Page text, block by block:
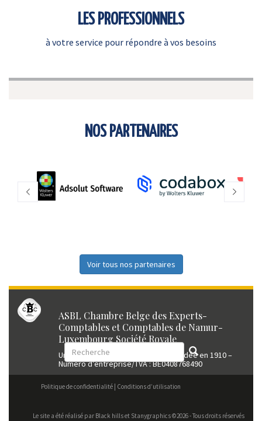
LES PROFESSIONNELS
à votre service pour répondre à vos besoins
NOS PARTENAIRES
Voir tous nos partenaires
ASBL Chambre Belge des Experts-
Comptables et Comptables de Namur-
Luxembourg Société Royale
Union professionnelle reconnue fondée en 1910 –
Numéro d’entreprise/TVA : BE0408768490
Politique de confidentialité Conditions d’utilisation
Le site a été réalisé par Black hillset Stanygraphics ©2026 - Tous droits réservés